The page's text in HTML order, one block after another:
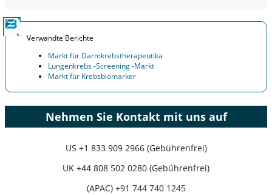
Verwandte Berichte
Markt für Darmkrebstherapeutika
Lungenkrebs -Screening -Markt
Markt für Krebsbiomarker
Nehmen Sie Kontakt mit uns auf
US +1 833 909 2966 (Gebührenfrei)
UK +44 808 502 0280 (Gebührenfrei)
(APAC) +91 744 740 1245